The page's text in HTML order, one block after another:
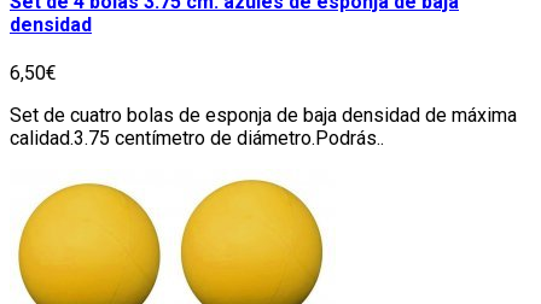
densidad
6,50€
Set de cuatro bolas de esponja de baja densidad de máxima
calidad.3.75 centímetro de diámetro.Podrás..